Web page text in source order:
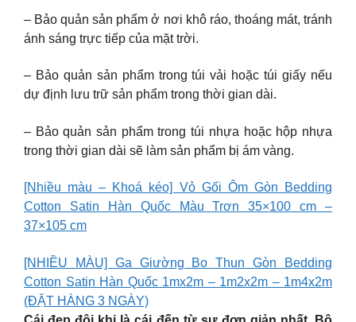
– Bảo quản sản phẩm ở nơi khô ráo, thoáng mát, tránh
ánh sáng trực tiếp của mặt trời.
– Bảo quản sản phẩm trong túi vải hoặc túi giấy nếu
dự định lưu trữ sản phẩm trong thời gian dài.
– Bảo quản sản phẩm trong túi nhựa hoặc hộp nhựa
trong thời gian dài sẽ làm sản phẩm bị ám vàng.
[Nhiều màu – Khoá kéo] Vỏ Gối Ôm Gòn Bedding
Cotton Satin Hàn Quốc Màu Trơn 35×100 cm –
37×105 cm
[NHIỀU MÀU] Ga Giường Bo Thun Gòn Bedding
Cotton Satin Hàn Quốc 1mx2m – 1m2x2m – 1m4x2m
(ĐẶT HÀNG 3 NGÀY)